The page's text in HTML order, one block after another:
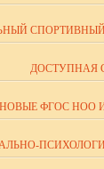
ДОСТУПНАЯ
НОВЫЕ ФГОС НОО